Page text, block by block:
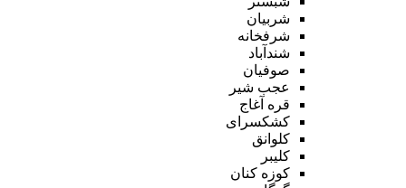
شربیان
شرفخانه
شندآباد
صوفیان
عجب شیر
قره آغاج
کشکسرای
کلوانق
کلیبر
کوزه کنان